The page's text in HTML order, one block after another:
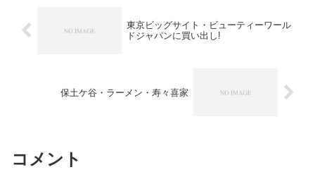
東京ビッグサイト・ビューティーワール
ドジャパンに買い出し!
保土ケ谷・ラーメン・寿々喜家
コメント